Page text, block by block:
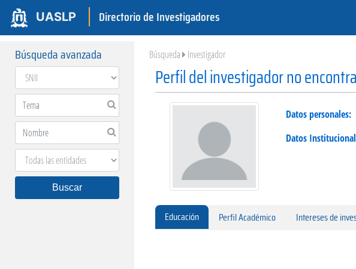
UASLP Directorio de Investigadores
Búsqueda avanzada
Buscar
Búsqueda Investigador
Perfil del investigador no
Datos personales:
Datos
Educación Perfil Académico Intereses de